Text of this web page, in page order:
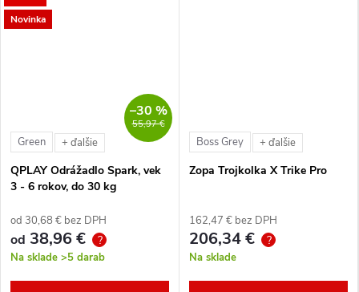
Novinka
55,97 €
–30 %
Green + ďalšie
QPLAY Odrážadlo Spark, vek
3 - 6 rokov, do 30 kg
od 30,68 € bez DPH
od 38,96 € ?
Na sklade >5 darab
Boss Grey + ďalšie
Zopa Trojkolka X Trike Pro
162,47 € bez DPH
206,34 € ?
Na sklade